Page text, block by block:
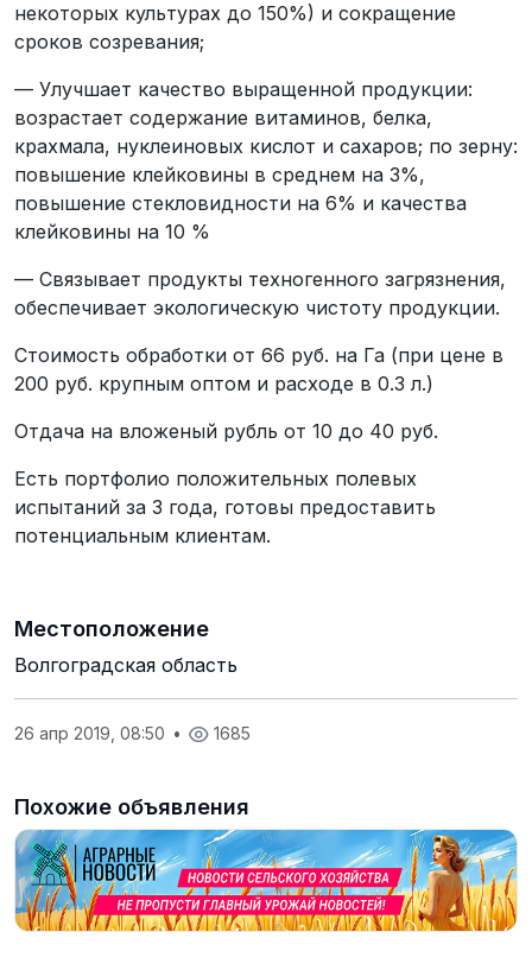
некоторых культурах до 150%) и сокращение
сроков созревания;
— Улучшает качество выращенной продукции:
возрастает содержание витаминов, белка,
крахмала, нуклеиновых кислот и сахаров; по зерну:
повышение клейковины в среднем на 3%,
повышение стекловидности на 6% и качества
клейковины на 10 %
— Связывает продукты техногенного загрязнения,
обеспечивает экологическую чистоту продукции.
Стоимость обработки от 66 руб. на Га (при цене в
200 руб. крупным оптом и расходе в 0.3 л.)
Отдача на вложеный рубль от 10 до 40 руб.
Есть портфолио положительных полевых
испытаний за 3 года, готовы предоставить
потенциальным клиентам.
Местоположение
Волгоградская область
26 апр 2019, 08:50 • 1685
Похожие объявления